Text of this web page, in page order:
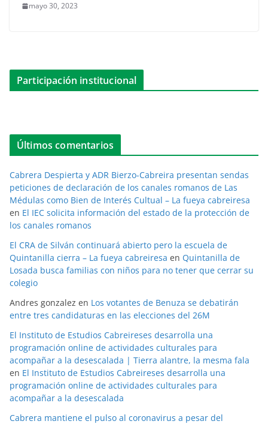
mayo 30, 2023
Participación institucional
Últimos comentarios
Cabrera Despierta y ADR Bierzo-Cabreira presentan sendas
peticiones de declaración de los canales romanos de Las
Médulas como Bien de Interés Cultual – La fueya cabreiresa
en El IEC solicita información del estado de la protección de
los canales romanos
El CRA de Silván continuará abierto pero la escuela de
Quintanilla cierra – La fueya cabreiresa en Quintanilla de
Losada busca familias con niños para no tener que cerrar su
colegio
Andres gonzalez en Los votantes de Benuza se debatirán
entre tres candidaturas en las elecciones del 26M
El Instituto de Estudios Cabreireses desarrolla una
programación online de actividades culturales para
acompañar a la desescalada | Tierra alantre, la mesma fala
en El Instituto de Estudios Cabreireses desarrolla una
programación online de actividades culturales para
acompañar a la desescalada
Cabrera mantiene el pulso al coronavirus a pesar del